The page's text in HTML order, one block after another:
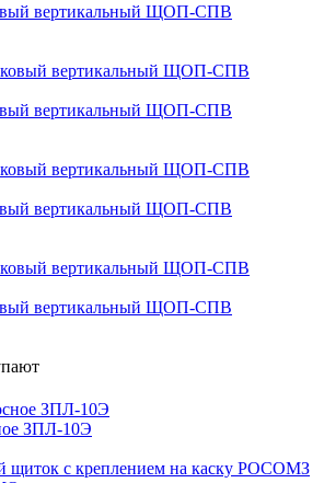
вертикальный ЩОП-СПВ
вертикальный ЩОП-СПВ
вертикальный ЩОП-СПВ
вертикальный ЩОП-СПВ
ЗПЛ-10Э